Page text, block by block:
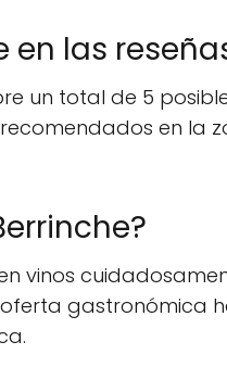
las
un total de 5
en la
vinos
gastronómica